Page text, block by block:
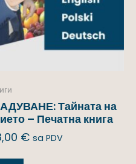
Тайната на
– Печатна книга
€ sa PDV